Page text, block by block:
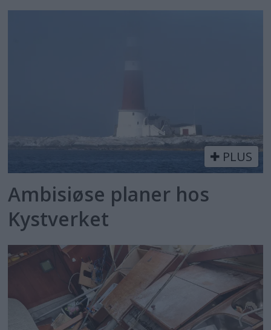
PLUS
Ambisiøse planer hos
Kystverket